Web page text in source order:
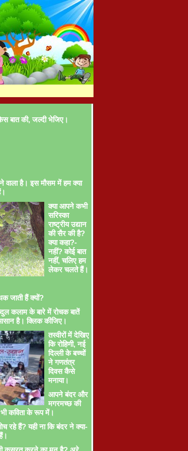
बात की, जल्दी भेजिए।
वाला है। इस मौसम में हम क्या
क्या आपने कभी
सरिस्का
राष्ट्रीय उद्यान
की सैर की है?
क्या कहा?-
नहीं? कोई बात
नहीं, चलिए हम
लेकर चलते हैं।
जाती हैं क्यों?
कलाम के बारे में रोचक बातें
है। क्लिक कीजिए।
तस्वीरों में देखिए
कि रोहिणी, नई
दिल्ली के बच्चों
ने गणतंत्र
दिवस कैसे
मनाया।
आपने बंदर और
मगरमच्छ की
भी कविता के रूप में।
रहे हैं? यही ना कि बंदर ने क्या-